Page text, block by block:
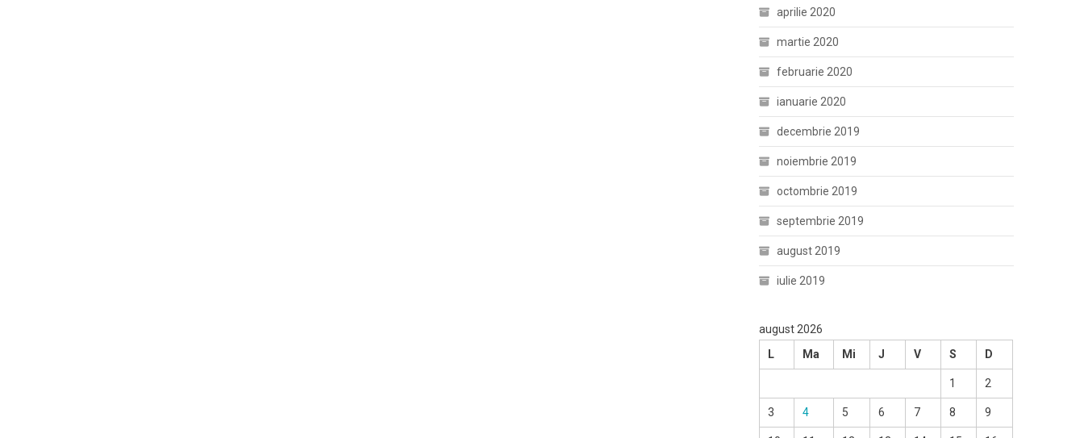
aprilie 2020
martie 2020
februarie 2020
ianuarie 2020
decembrie 2019
noiembrie 2019
octombrie 2019
septembrie 2019
august 2019
iulie 2019
august 2026
L
Ma Mi J V S D
1 2
3 4 5 6 7 8 9